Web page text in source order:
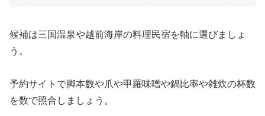
候補は三国温泉や越前海岸の料理民宿を軸に選びましょ
う。
予約サイトで脚本数や爪や甲羅味噌や鍋比率や雑炊の杯数
を数で照合しましょう。